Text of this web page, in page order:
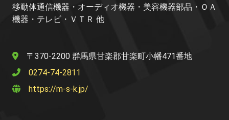
移動体通信機器・オーディオ機器・美容機器部品・ＯＡ
機器・テレビ・ＶＴＲ 他
〒370-2200 群馬県甘楽郡甘楽町小幡471番地
0274-74-2811
https://m-s-k.jp/